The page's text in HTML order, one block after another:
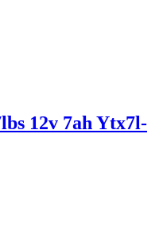
12v 7ah Ytx7l-